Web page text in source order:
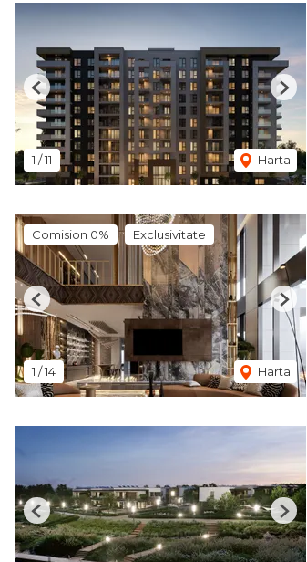
1 /11 Harta
Previous Next
Comision 0% Exclusivitate
1 /14 Harta
Previous Next
Previous Next